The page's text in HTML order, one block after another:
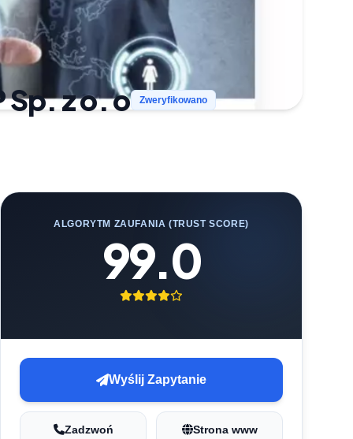
Sp. z o. o Zweryfikowano
ALGORYTM ZAUFANIA (TRUST SCORE)
99.0
Wyślij Zapytanie
Zadzwoń Strona www